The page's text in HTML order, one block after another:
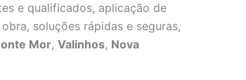
e qualificados, aplicação de
soluções rápidas e seguras,
Mor, Valinhos, Nova